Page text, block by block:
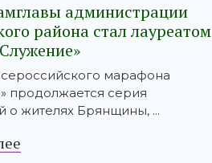
администрации
района стал лауреатом
марафона
продолжается серия
о жителях Брянщины, ...